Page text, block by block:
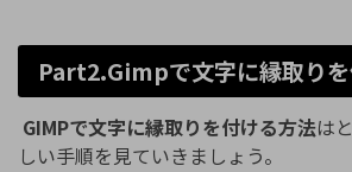
Part2.Gimpで文字に縁取り
GIMPで文字に縁取りを付ける方法は
しい手順を見ていきましょう。